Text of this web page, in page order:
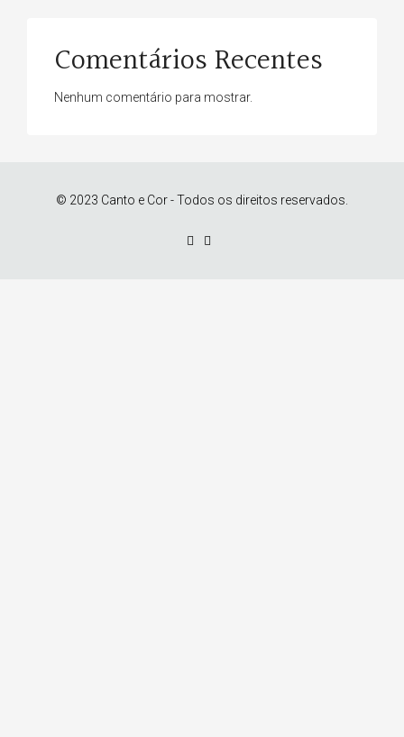
Comentários Recentes
Nenhum comentário para mostrar.
© 2023 Canto e Cor - Todos os direitos reservados.